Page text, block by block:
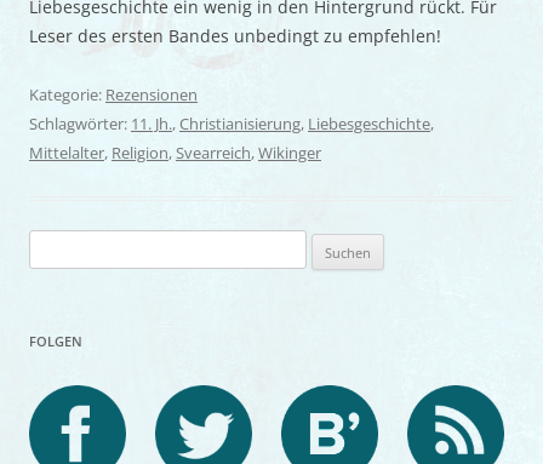
Liebesgeschichte ein wenig in den Hintergrund rückt. Für
Leser des ersten Bandes unbedingt zu empfehlen!
Kategorie: Rezensionen
Schlagwörter: 11. Jh.,Christianisierung, Liebesgeschichte,
Mittelalter, Religion,Svearreich,Wikinger
nach:
FOLGEN